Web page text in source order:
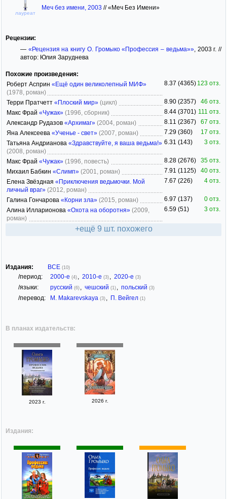
лауреат
Меч без имени, 2003 //«Меч Без Имени»
Рецензии:
— «Рецензия на книгу О. Громыко «Профессия – ведьма»», 2003 г. //
автор: Юлия Заруднева
Похожие произведения:
Роберт Асприн «Ещё один великолепный МИФ»
(1978, роман)
8.37 (4365) 123 отз.
Терри Пратчетт «Плоский мир» (цикл) 8.90 (2357)
46 отз.
Макс Фрай «Чужак» (1996, сборник) 8.44 (3701) 111 отз.
Александр Рудазов «Архимаг» (2004, роман) 8.11 (2367)
67 отз.
Яна Алексеева «Ученье - свет» (2007, роман) 7.29 (360)
17 отз.
Татьяна Андрианова «Здравствуйте, я ваша ведьма!»
(2008, роман)
6.31 (143) 3 отз.
Макс Фрай «Чужак» (1996, повесть) 8.28 (2676)
35 отз.
Михаил Бабкин «Слимп» (2001, роман) 7.91 (1125)
40 отз.
Елена Звёздная «Приключения ведьмочки. Мой
личный враг» (2012, роман)
7.67 (226) 4 отз.
Галина Гончарова «Корни зла» (2015, роман) 6.97 (137)
0 отз.
Алина Илларионова «Охота на оборотня» (2009,
роман)
6.59 (51) 3 отз.
+ещё 9 шт. похожего
Издания: ВСЕ (10)
/период: 2000-е (4) , 2010-е (3) , 2020-е (3)
/языки: русский (6) , чешский (1) , польский (3)
/перевод: M. Makarevskaya (3) , П. Вейгел (1)
В планах издательств:
2023 г. 2026 г.
Издания: